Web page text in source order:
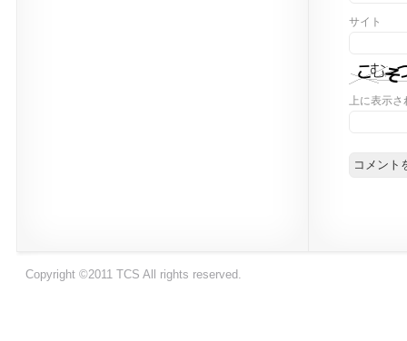
サイト
上に表示
Copyright ©2011 TCS All rights reserved.